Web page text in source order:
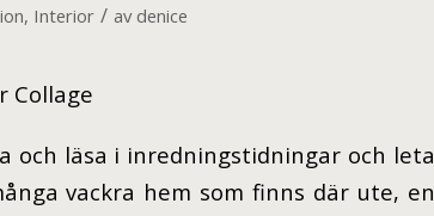
, Interior / av denice
och läsa i inredningstidningar och leta
vackra hem som finns där ute, en